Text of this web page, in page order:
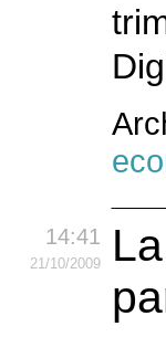
14:41
21/10/2009